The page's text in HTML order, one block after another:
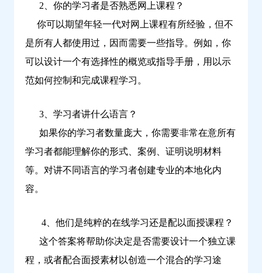
2、你的学习者是否熟悉网上课程？
你可以期望年轻一代对网上课程有所经验，但不
是所有人都使用过，因而需要一些指导。例如，你
可以设计一个有选择性的概览或指导手册，用以示
范如何控制和完成课程学习。
3、学习者讲什么语言？
如果你的学习者数量庞大，你需要非常在意所有
学习者都能理解你的形式、案例、证明说明材料
等。对讲不同语言的学习者创建专业的本地化内
容。
4、他们是纯粹的在线学习还是配以面授课程？
这个答案将帮助你决定是否需要设计一个独立课
程，或者配合面授素材以创造一个混合的学习途